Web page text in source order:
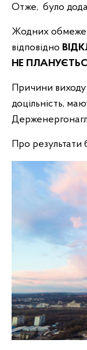
Отже, було
Жодних
відповідно
НЕ
Причини виходу
доцільність,
Про результати